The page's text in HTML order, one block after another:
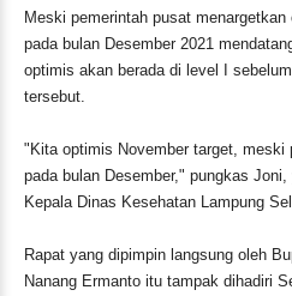
Meski pemerintah pusat
pada bulan Desember 2021
optimis akan berada di level I
tersebut.
"Kita optimis November target, meski
pada bulan Desember," pungkas
Kepala Dinas Kesehatan Lampung
Rapat yang dipimpin langsung oleh
Nanang Ermanto itu tampak dihadiri